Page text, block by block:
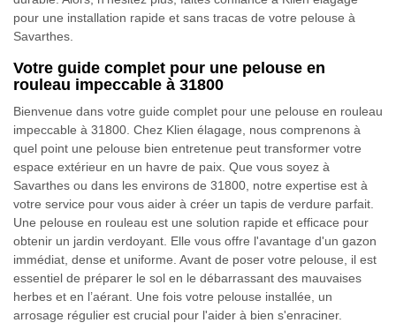
pour une installation rapide et sans tracas de votre pelouse à
Savarthes.
Votre guide complet pour une pelouse en
rouleau impeccable à 31800
Bienvenue dans votre guide complet pour une pelouse en rouleau
impeccable à 31800. Chez Klien élagage, nous comprenons à
quel point une pelouse bien entretenue peut transformer votre
espace extérieur en un havre de paix. Que vous soyez à
Savarthes ou dans les environs de 31800, notre expertise est à
votre service pour vous aider à créer un tapis de verdure parfait.
Une pelouse en rouleau est une solution rapide et efficace pour
obtenir un jardin verdoyant. Elle vous offre l'avantage d'un gazon
immédiat, dense et uniforme. Avant de poser votre pelouse, il est
essentiel de préparer le sol en le débarrassant des mauvaises
herbes et en l’aérant. Une fois votre pelouse installée, un
arrosage régulier est crucial pour l'aider à bien s'enraciner.